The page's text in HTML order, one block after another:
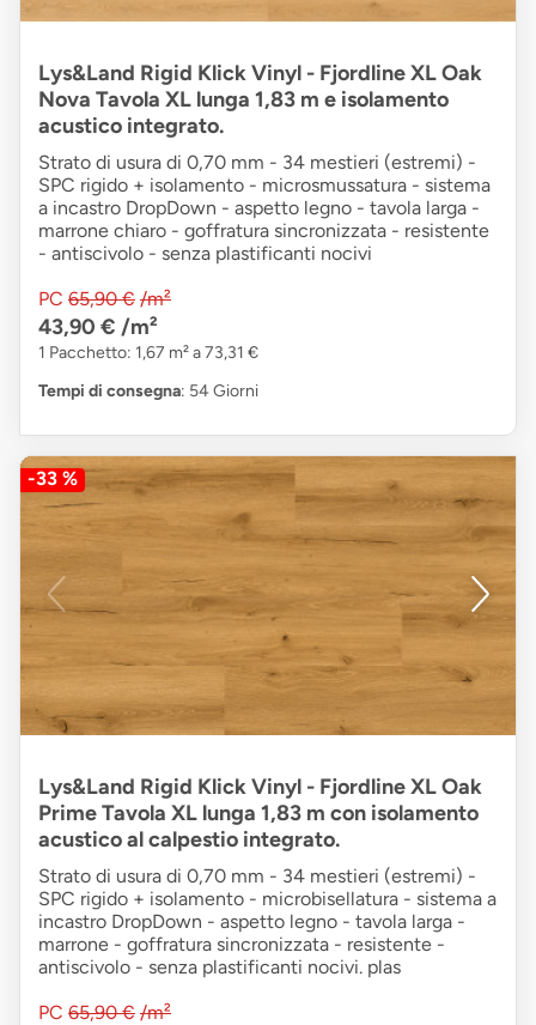
Lys&Land Rigid Klick Vinyl - Fjordline XL Oak
Nova Tavola XL lunga 1,83 m e isolamento
acustico integrato.
Strato di usura di 0,70 mm - 34 mestieri (estremi) -
SPC rigido + isolamento - microsmussatura - sistema
a incastro DropDown - aspetto legno - tavola larga -
marrone chiaro - goffratura sincronizzata - resistente
- antiscivolo - senza plastificanti nocivi
PC 65,90 € /m²
43,90 € /m²
1 Pacchetto: 1,67 m² a 73,31 €
Tempi di consegna: 54 Giorni
-33 %
Lys&Land Rigid Klick Vinyl - Fjordline XL Oak
Prime Tavola XL lunga 1,83 m con isolamento
acustico al calpestio integrato.
Strato di usura di 0,70 mm - 34 mestieri (estremi) -
SPC rigido + isolamento - microbisellatura - sistema a
incastro DropDown - aspetto legno - tavola larga -
marrone - goffratura sincronizzata - resistente -
antiscivolo - senza plastificanti nocivi. plas
PC 65,90 € /m²